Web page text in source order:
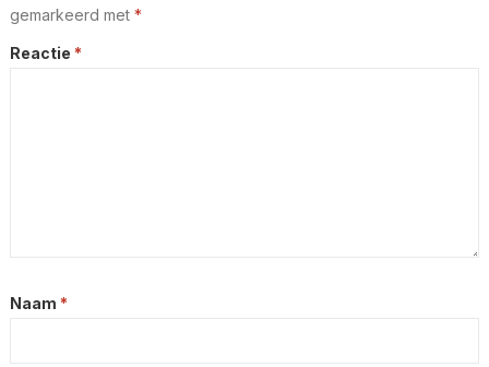
gemarkeerd met *
Reactie *
Naam *